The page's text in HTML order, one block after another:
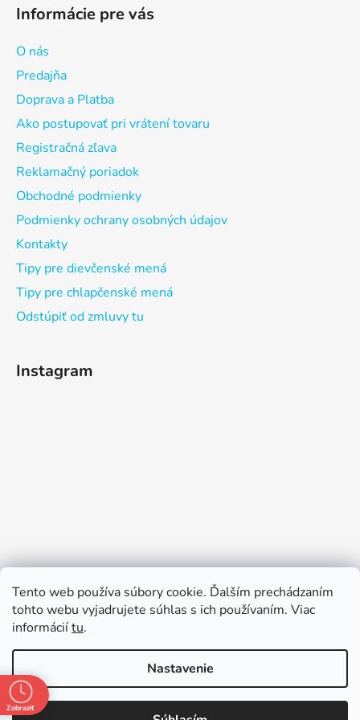
Tento web používa súbory cookie. Ďalším prechádzaním
tohto webu vyjadrujete súhlas s ich používaním. Viac
informáciítu.
Nastavenie
Informácie pre vás
O nás
Predajňa
Doprava a Platba
Ako postupovať pri vrátení tovaru
Registračná zľava
Reklamačný poriadok
Obchodné podmienky
Podmienky ochrany osobných údajov
Kontakty
Tipy pre dievčenské mená
Tipy pre chlapčenské mená
Odstúpiť od zmluvy tu
Instagram
Sledovať na Instagrame
Zobraziť